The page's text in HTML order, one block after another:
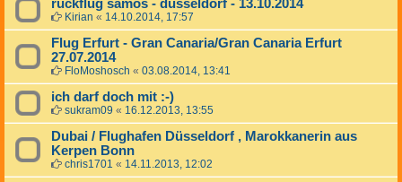
rückflug samos - düsseldorf - 13.10.2014
Kirian « 14.10.2014, 17:57
Flug Erfurt - Gran Canaria/Gran Canaria Erfurt
27.07.2014
FloMoshosch « 03.08.2014, 13:41
ich darf doch mit :-)
sukram09 « 16.12.2013, 13:55
Dubai / Flughafen Düsseldorf , Marokkanerin aus
Kerpen Bonn
chris1701 « 14.11.2013, 12:02